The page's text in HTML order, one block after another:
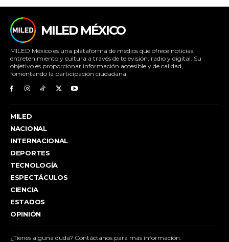
MILED MÉXICO
MILED México es una plataforma de medios que ofrece noticias,
entretenimiento y cultura a través de televisión, radio y digital. Su
objetivo es proporcionar información accesible y de calidad,
fomentando la participación ciudadana.
MILED
NACIONAL
INTERNACIONAL
DEPORTES
TECNOLOGÍA
ESPECTÁCULOS
CIENCIA
ESTADOS
OPINIÓN
¿Tienes alguna duda? Contáctanos para más información.